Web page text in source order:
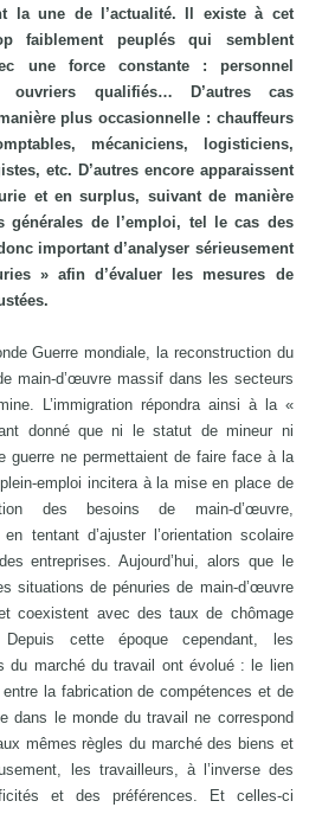
la une de l’actualité. Il existe à cet
faiblement peuplés qui semblent
une force constante : personnel
ouvriers qualifiés… D’autres cas
plus occasionnelle : chauffeurs
mécaniciens, logisticiens,
etc. D’autres encore apparaissent
et en surplus, suivant de manière
générales de l’emploi, tel le cas des
important d’analyser sérieusement
» afin d’évaluer les mesures de
Guerre mondiale, la reconstruction du
main-d’œuvre massif dans les secteurs
L’immigration répondra ainsi à la «
donné que ni le statut de mineur ni
guerre ne permettaient de faire face à la
emploi incitera à la mise en place de
des besoins de main-d’œuvre,
tentant d’ajuster l’orientation scolaire
entreprises. Aujourd’hui, alors que le
situations de pénuries de main-d’œuvre
coexistent avec des taux de chômage
cette époque cependant, les
du marché du travail ont évolué : le lien
la fabrication de compétences et de
dans le monde du travail ne correspond
mêmes règles du marché des biens et
les travailleurs, à l’inverse des
et des préférences. Et celles-ci